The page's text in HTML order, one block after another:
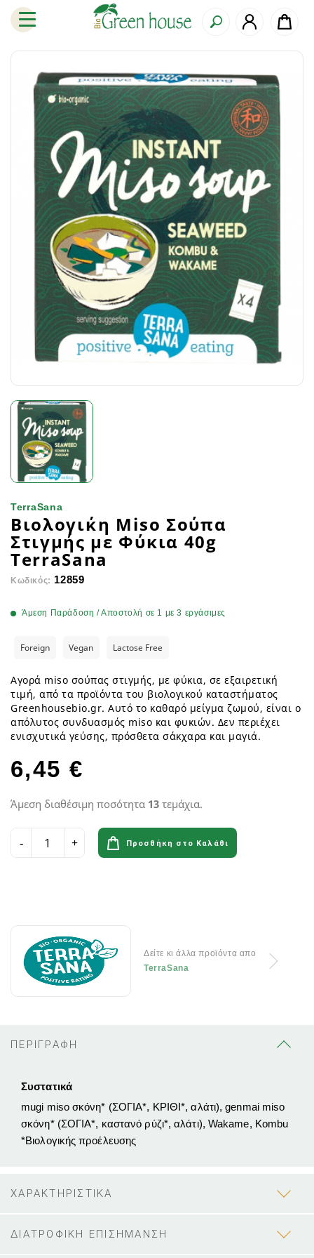
TerraSana
Βιολογικ΄η Miso Σούπα
Στιγμής με Φύκια 40g
TerraSana
Κωδικός: 12859
Άμεση Παράδοση / Αποστολή σε 1 με 3 εργάσιμες
Foreign Vegan Lactose Free
Αγορά miso σούπας στιγμής, με φύκια, σε εξαιρετική
τιμή, από τα προϊόντα του βιολογικού καταστήματος
Greenhousebio.gr. Αυτό το καθαρό μείγμα ζωμού, είναι ο
απόλυτος συνδυασμός miso και φυκιών. Δεν περιέχει
ενισχυτικά γεύσης, πρόσθετα σάκχαρα και μαγιά.
6,45 €
Άμεση διαθέσιμη ποσότητα 13 τεμάχια.
Προσθήκη στο Καλάθι
Δείτε κι άλλα προϊόντα απο
TerraSana
ΠΕΡΙΓΡΑΦΗ
Συστατικά
mugi miso σκόνη* (ΣΟΓΙΑ*, ΚΡΙΘΙ*, αλάτι), genmai miso
σκόνη* (ΣΟΓΙΑ*, καστανό ρύζι*, αλάτι), Wakame, Kombu
*Βιολογικής προέλευσης
ΧΑΡΑΚΤΗΡΙΣΤΙΚΑ
ΔΙΑΤΡΟΦΙΚΗ ΕΠΙΣΗΜΑΝΣΗ